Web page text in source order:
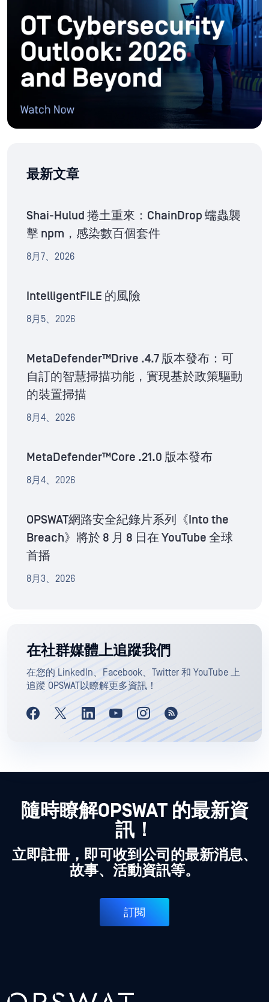
最新文章
Shai-Hulud 捲土重來：ChainDrop 蠕蟲襲
擊 npm，感染數百個套件
8月7、2026
IntelligentFILE 的風險
8月5、2026
MetaDefender™Drive .4.7 版本發布：可
自訂的智慧掃描功能，實現基於政策驅動
的裝置掃描
8月4、2026
MetaDefender™Core .21.0 版本發布
8月4、2026
OPSWAT網路安全紀錄片系列《Into the
Breach》將於 8 月 8 日在 YouTube 全球
首播
8月3、2026
在社群媒體上追蹤我們
在您的 LinkedIn、Facebook、Twitter 和 YouTube 上
追蹤 OPSWAT以瞭解更多資訊！
隨時瞭解OPSWAT 的最新資
訊！
立即註冊，即可收到公司的最新消息、
故事、活動資訊等。
訂閱